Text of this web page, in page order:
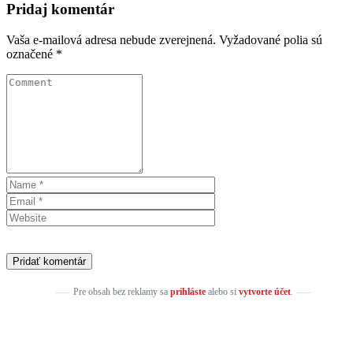
Pridaj komentár
Vaša e-mailová adresa nebude zverejnená. Vyžadované polia sú
označené *
Pre obsah bez reklamy sa prihlástealebo si vytvorte účet.